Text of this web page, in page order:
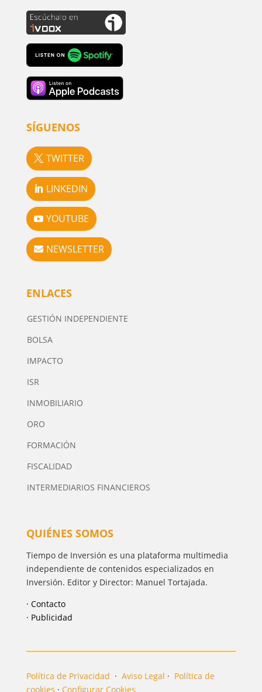
SÍGUENOS
TWITTER
LINKEDIN
YOUTUBE
NEWSLETTER
ENLACES
GESTIÓN INDEPENDIENTE
BOLSA
IMPACTO
ISR
INMOBILIARIO
ORO
FORMACIÓN
FISCALIDAD
INTERMEDIARIOS FINANCIEROS
QUIÉNES SOMOS
Tiempo de Inversión es una plataforma multimedia
independiente de contenidos especializados en
Inversión. Editor y Director: Manuel Tortajada.
· Contacto
· Publicidad
Política de Privacidad · Aviso Legal · Política de
cookies · Configurar Cookies